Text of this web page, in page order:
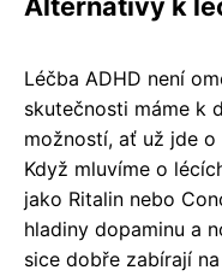
Léčba ADHD není
skutečnosti máme k
možností, ať už jde
Když mluvíme o
jako Ritalin nebo
hladiny dopaminu a
sice dobře zabírají